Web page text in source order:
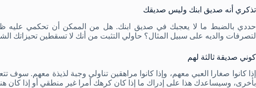
تذكري أنه صديق ابنك وليس صديقك
حددي بالضبط ما لا يعجبك في صديق ابنك. هل من الممكن أن تحكمي عليه
لتصرفات والديه على سبيل المثال؟ حاولي التثبت من أنك لا تسقطين تحيزاتك
كوني صديقة ثالثة لهم
إذا كانوا صغارا العبي معهم، وإذا كانوا مراهقين تناولي وجبة لذيذة معهم.
بأخرى، وسيساعدك هذا على إدراك ما إذا كان كرهك أمرا غير منطقي أو إذا كان